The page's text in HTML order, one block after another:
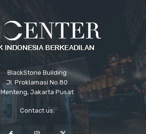
BlackStone Building
Jl. Proklamasi No.80
Menteng, Jakarta Pusat
Contact us: